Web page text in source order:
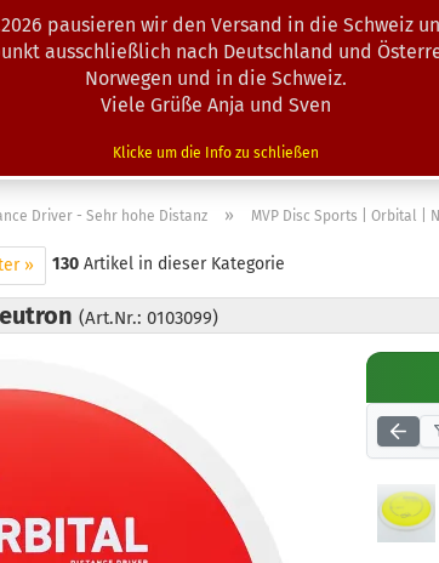
pausieren wir den Versand in die Schweiz
ausschließlich nach Deutschland und
Norwegen und in die Schweiz.
Viele Grüße Anja und Sven
Klicke um die Info zu schließen
AUSRÜSTUNG ZUBEHÖR
Driver - Sehr hohe Distanz » MVP Disc Sports | Orbital |
» 130 Artikel in dieser Kategorie
(Art.Nr.: 0103099)